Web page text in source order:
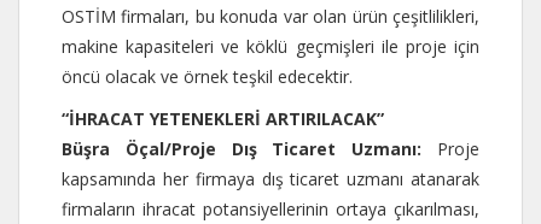
OSTİM firmaları, bu konuda var olan ürün çeşitlilikleri,
makine kapasiteleri ve köklü geçmişleri ile proje için
öncü olacak ve örnek teşkil edecektir.
“İHRACAT YETENEKLERİ ARTIRILACAK”
Büşra Öçal/Proje Dış Ticaret Uzmanı: Proje
kapsamında her firmaya dış ticaret uzmanı atanarak
firmaların ihracat potansiyellerinin ortaya çıkarılması,